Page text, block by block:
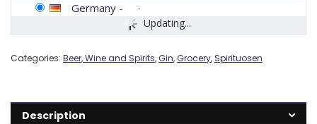
Updating...
Germany -
Categories: Beer, Wine and Spirits,Gin,Grocery, Spirituosen
Description